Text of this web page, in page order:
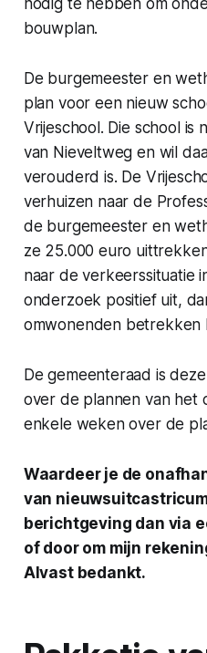
nodig te hebben om
bouwplan.
De burgemeester en
plan voor een nieuw
Vrijeschool. Die school is
van Nieveltweg en wil
verouderd is. De
verhuizen naar de
de burgemeester en
ze 25.000 euro
naar de verkeerssituatie
onderzoek positief uit,
omwonenden betrekken
De gemeenteraad is
over de plannen van het
enkele weken over de
Waardeer je de
van
berichtgeving dan via
of door om mijn
Alvast bedankt.